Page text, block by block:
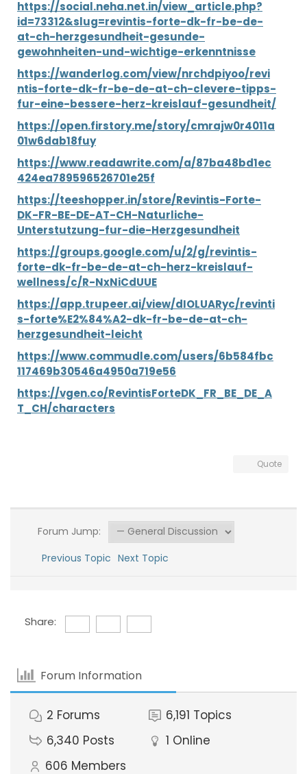
https://social.neha.net.in/view_article.php?
id=73312&slug=revintis-forte-dk-fr-be-de-
at-ch-herzgesundheit-gesunde-
gewohnheiten-und-wichtige-erkenntnisse
https://wanderlog.com/view/nrchdpiyoo/revi
ntis-forte-dk-fr-be-de-at-ch-clevere-tipps-
fur-eine-bessere-herz-kreislauf-gesundheit/
https://open.firstory.me/story/cmrajw0r4011a
01w6dab18fuy
https://www.readawrite.com/a/87ba48bd1ec
424ea789596526701e25f
https://teeshopper.in/store/Revintis-Forte-
DK-FR-BE-DE-AT-CH-Naturliche-
Unterstutzung-fur-die-Herzgesundheit
https://groups.google.com/u/2/g/revintis-
forte-dk-fr-be-de-at-ch-herz-kreislauf-
wellness/c/R-NxNiCdUUE
https://app.trupeer.ai/view/dIOLUARyc/revinti
s-forte%E2%84%A2-dk-fr-be-de-at-ch-
herzgesundheit-leicht
https://www.commudle.com/users/6b584fbc
117469b30546a4950a719e56
https://vgen.co/RevintisForteDK_FR_BE_DE_A
T_CH/characters
Quote
Forum Jump:
Previous Topic Next Topic
Share:
Forum Information
2 Forums 6,191 Topics
6,340 Posts 1 Online
606 Members